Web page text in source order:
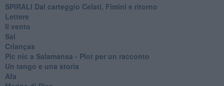
SPIRALI Dal carteggio Celati, Fimini e ritorno
Lettere
Il vento
Sal
Crianças
Pic nic a Salamansa - Plot per un racconto
Un tango e una storia
Afa